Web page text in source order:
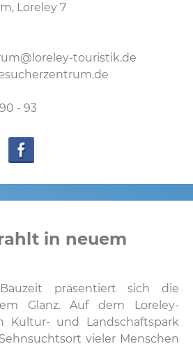
Loreley 7
touristik.de
- 93
in neuem
präsentiert sich die
Glanz. Auf dem Loreley-
Kultur- und Landschaftspark
vieler Menschen